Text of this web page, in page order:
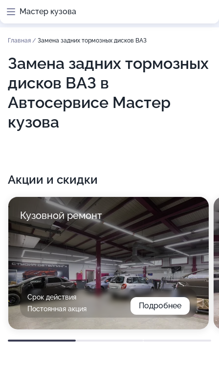
Мастер кузова
Главная / Замена задних тормозных дисков ВАЗ
Замена задних тормозных
дисков ВАЗ в
Автосервисе Мастер
кузова
Акции и скидки
Кузовной ремонт
Срок действия
Постоянная акция
Подробнее